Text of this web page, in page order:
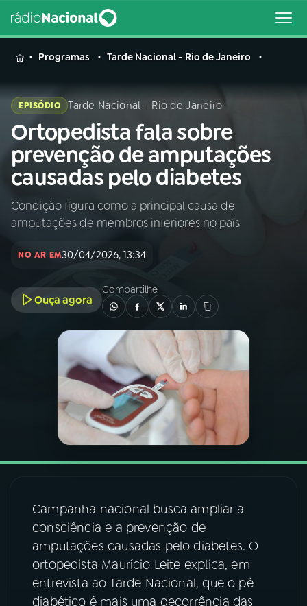
MENU
Buscar
na
Rádio
Nacional
Buscar
AO VIVO
INÍCIO
A RÁDIO
PROGRAMAÇÃO
PROGRAMAS
PODCASTS
ÚLTIMAS
08FESTIVAL DE MÚSICA
Programas Tarde Nacional - Rio de Janeiro
EPISÓDIO Tarde Nacional - Rio de Janeiro
Ortopedista fala sobre
prevenção de amputações
causadas pelo diabetes
Condição figura como a principal causa de
amputações de membros inferiores no país
NO AR EM30/04/2026, 13:34
Ouça agora
Compartilhe
Campanha nacional busca ampliar a
consciência e a prevenção de
amputações causadas pelo diabetes. O
ortopedista Maurício Leite explica, em
entrevista ao Tarde Nacional, que o pé
diabético é mais uma decorrência das